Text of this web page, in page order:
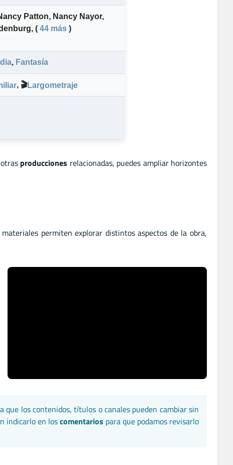
Patton, Nancy Nayor,
, ( 44 más )
, Fantasía
, 🎬Largometraje
producciones relacionadas, puedes ampliar horizontes
materiales permiten explorar distintos aspectos de la obra,
los contenidos, títulos o canales pueden cambiar sin
indicarlo en loscomentarios para que podamos revisarlo